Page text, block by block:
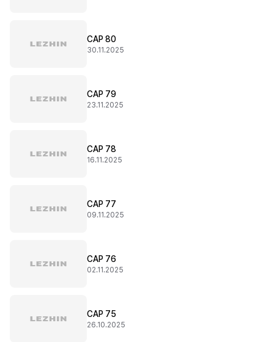
CAP 80
30.11.2025
CAP 79
23.11.2025
CAP 78
16.11.2025
CAP 77
09.11.2025
CAP 76
02.11.2025
CAP 75
26.10.2025